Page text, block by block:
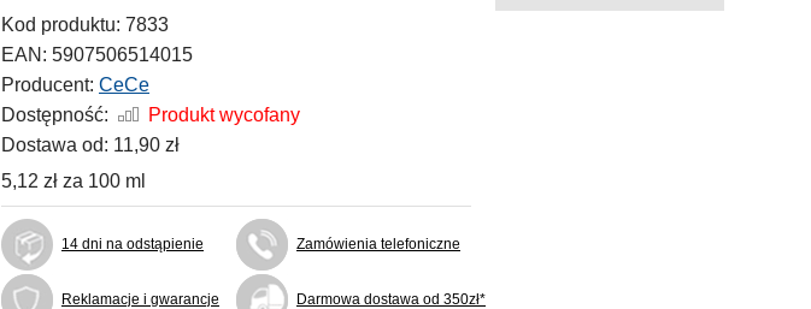
Kod produktu: 7833
EAN: 5907506514015
Producent: CeCe
Dostępność:
Produkt wycofany
Dostawa od: 11,90 zł
5,12 zł za 100 ml
14 dni na odstąpienie Zamówienia telefoniczne
Reklamacje i gwarancje Darmowa dostawa od 350zł*